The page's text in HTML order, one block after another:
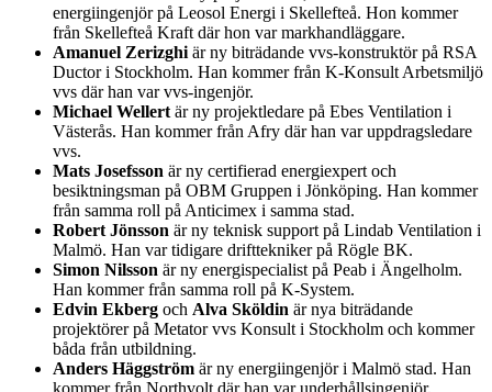
energiingenjör på Leosol Energi i Skellefteå. Hon kommer
från Skellefteå Kraft där hon var markhandläggare.
Amanuel Zerizghi är ny biträdande vvs-konstruktör på RSA
Ductor i Stockholm. Han kommer från K-Konsult Arbetsmiljö
vvs där han var vvs-ingenjör.
Michael Wellert är ny projektledare på Ebes Ventilation i
Västerås. Han kommer från Afry där han var uppdragsledare
vvs.
Mats Josefsson är ny certifierad energiexpert och
besiktningsman på OBM Gruppen i Jönköping. Han kommer
från samma roll på Anticimex i samma stad.
Robert Jönsson är ny teknisk support på Lindab Ventilation i
Malmö. Han var tidigare drifttekniker på Rögle BK.
Simon Nilsson är ny energispecialist på Peab i Ängelholm.
Han kommer från samma roll på K-System.
Edvin Ekberg och Alva Sköldin är nya biträdande
projektörer på Metator vvs Konsult i Stockholm och kommer
båda från utbildning.
Anders Häggström är ny energiingenjör i Malmö stad. Han
kommer från Northvolt där han var underhållsingenjör.